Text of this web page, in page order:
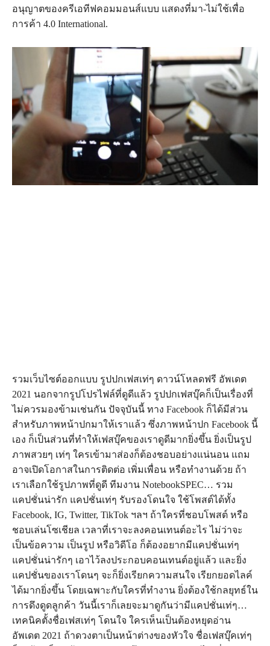
อนุญาตของครีเอทีฟคอมมอนส์แบบ แสดงที่มา-ไม่ใช้เพื่อ
การค้า 4.0 International.
รวมเว็บไซต์ออกแบบ รูปปกเฟสเท่ๆ ดาวน์โหลดฟรี อัพเดต
2021 นอกจากรูปโปรไฟล์ที่ดูดีแล้ว รูปปกเฟสบุ๊คก็เป็นเรื่องที่
ไม่ควรมองข้ามเช่นกัน ปัจจุบันนี้ ทาง Facebook ก็ได้มีส่วน
สำหรับภาพหน้าปกมาให้เราแล้ว ซึ่งภาพหน้าปก Facebook นี้
เอง ก็เป็นส่วนที่ทำให้เฟสบุ๊คของเราดูดีมากยิ่งขึ้น ยิ่งเป็นรูป
ภาพสวยๆ เท่ๆ ใครเข้ามาส่องก็ต้องชอบอย่างแน่นอน แถม
อาจเปิดโอกาสในการติดต่อ เพิ่มเพื่อน หรือทำงานด้วย ถ้า
เราเลือกใช้รูปภาพที่ดูดี ทีมงาน NotebookSPEC… รวม
แคปชั่นน่ารัก แคปชั่นเท่ๆ รับรองโดนใจ ใช้โพสต์ได้ทั้ง
Facebook, IG, Twitter, TikTok ฯลฯ ถ้าใครที่ชอบโพสต์ หรือ
ชอบเล่นโซเชียล เวลาที่เราจะลงคอนเทนต์อะไร ไม่ว่าจะ
เป็นข้อความ เป็นรูป หรือวิดีโอ ก็ต้องอยากมีแคปชั่นเท่ๆ
แคปชั่นน่ารักๆ เอาไว้ลงประกอบคอนเทนต์อยู่แล้ว และยิ่ง
แคปชั่นของเราโดนๆ จะก็ยิ่งเรียกความสนใจ เรียกยอดไลค์
ได้มากยิ่งขึ้น โดยเฉพาะกับใครที่ทำงาน ยิ่งต้องใช้กลยุทธ์ใน
การดึงดูดลูกค้า วันนี้เราก็เลยจะมาดูกันว่ามีแคปชั่นเท่ๆ…
เทคนิคตั้งชื่อเฟสเท่ๆ โดนใจ ใครเห็นเป็นต้องหยุดอ่าน
อัพเดต 2021 ถ้าดวงตาเป็นหน้าต่างของหัวใจ ชื่อเฟสบุ๊คเท่ๆ